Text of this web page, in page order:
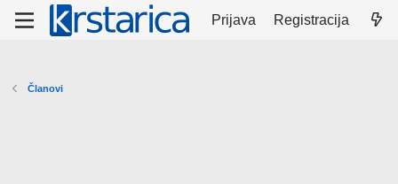
Prijava Registracija
Članovi